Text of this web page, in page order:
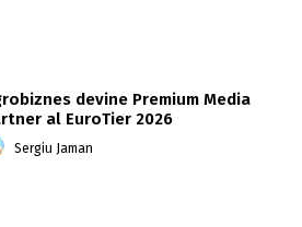
devine Premium Media
al EuroTier 2026
Sergiu Jaman